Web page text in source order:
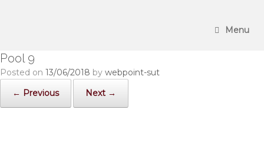
Menu
Pool 9
Posted on 13/06/2018 by webpoint-sut
← Previous
Next →